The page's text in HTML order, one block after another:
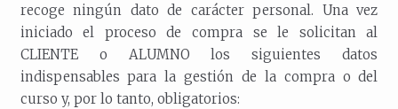
recoge ningún dato de carácter personal. Una vez
iniciado el proceso de compra se le solicitan al
CLIENTE o ALUMNO los siguientes datos
indispensables para la gestión de la compra o del
curso y, por lo tanto, obligatorios: